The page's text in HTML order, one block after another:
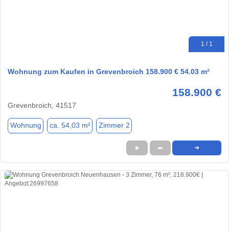
1 / 1
Wohnung zum Kaufen in Grevenbroich 158.900 € 54.03 m²
158.900 €
Grevenbroich, 41517
Wohnung ca. 54,03 m² Zimmer 2
★ ➦ ➜